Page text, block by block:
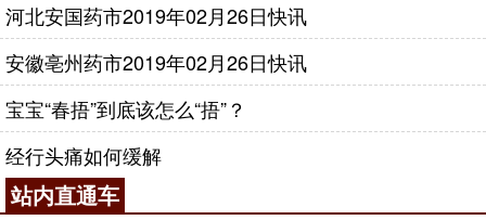
河北安国药市2019年02月26日快讯
安徽亳州药市2019年02月26日快讯
宝宝“春捂”到底该怎么“捂”？
经行头痛如何缓解
站内直通车